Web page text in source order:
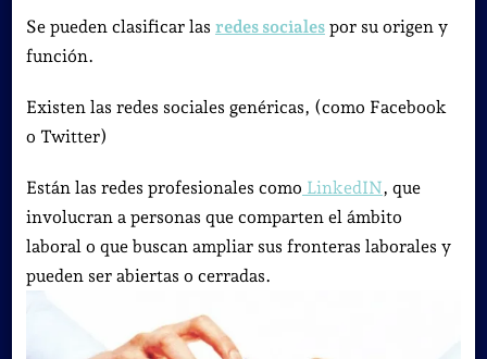
Se pueden clasificar las redes sociales por su origen y
función.
Existen las redes sociales genéricas, (como Facebook
o Twitter)
Están las redes profesionales como LinkedIN, que
involucran a personas que comparten el ámbito
laboral o que buscan ampliar sus fronteras laborales y
pueden ser abiertas o cerradas.